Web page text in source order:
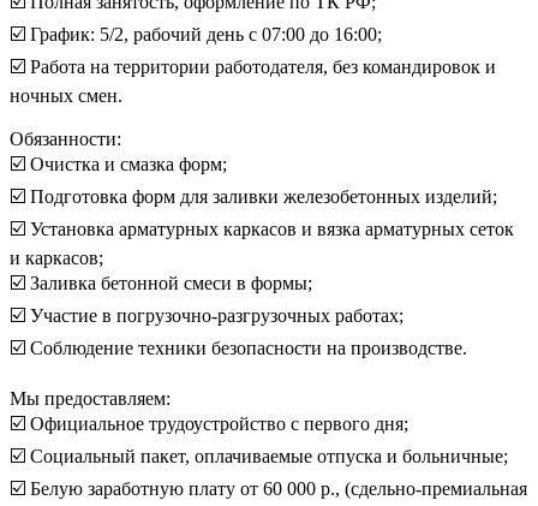
☑️ График: 5/2, рабочий день с 07:00 до 16:00;
☑️ Работа на территории работодателя, без командировок и
ночных смен.
Обязанности:
☑️ Очистка и смазка форм;
☑️ Подготовка форм для заливки железобетонных изделий;
☑️ Установка арматурных каркасов и вязка арматурных сеток
и каркасов;
☑️ Заливка бетонной смеси в формы;
☑️ Участие в погрузочно-разгрузочных работах;
☑️ Соблюдение техники безопасности на производстве.
Мы предоставляем:
☑️ Официальное трудоустройство с первого дня;
☑️ Социальный пакет, оплачиваемые отпуска и больничные;
☑️ Бeлую заработную плaту от 60 000 p., (сдельно-премиальная